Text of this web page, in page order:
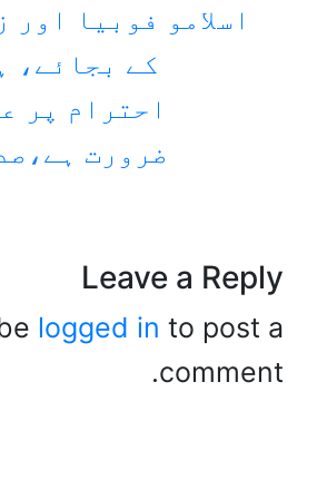
اسلامو فوبیا اور
کے بجائے،
احترام پر
ضرورت
Leave a Reply
logged in to post a
comment.